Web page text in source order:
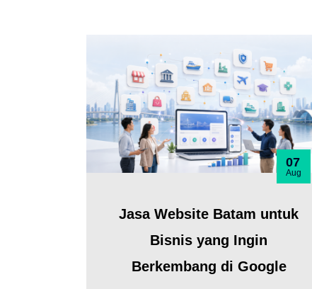
07
Aug
Jasa Website Batam untuk
Bisnis yang Ingin
Berkembang di Google